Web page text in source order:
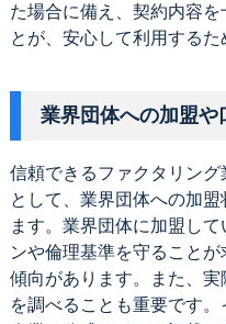
た場合に備え、契約内容
とが、安心して利用するた
業界団体への加盟や
信頼できるファクタリン
として、業界団体への加
ます。業界団体に加盟し
ンや倫理基準を守ること
傾向があります。また、
を調べることも重要です